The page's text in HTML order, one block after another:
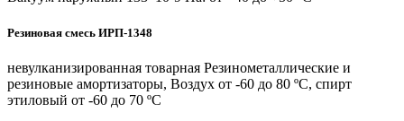
Резиновая смесь ИРП-1348
невулканизированная товарная Резинометаллические и
резиновые амортизаторы, Воздух от -60 до 80 ºС, спирт
этиловый от -60 до 70 ºС